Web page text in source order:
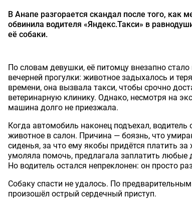
В Анапе разгорается скандал после того, как
обвинила водителя «Яндекс.Такси» в
её собаки.
По словам девушки, её питомцу внезапно
вечерней прогулки: животное задыхалось и
времени, она вызвала такси, чтобы срочно
ветеринарную клинику. Однако, несмотря на
машина долго не приезжала.
Когда автомобиль наконец подъехал, водитель
животное в салон. Причина — боязнь, что
сиденья, за что ему якобы придётся платить
умоляла помочь, предлагала заплатить любые
Но водитель остался непреклонен: он просто
Собаку спасти не удалось. По
произошёл острый сердечный приступ.